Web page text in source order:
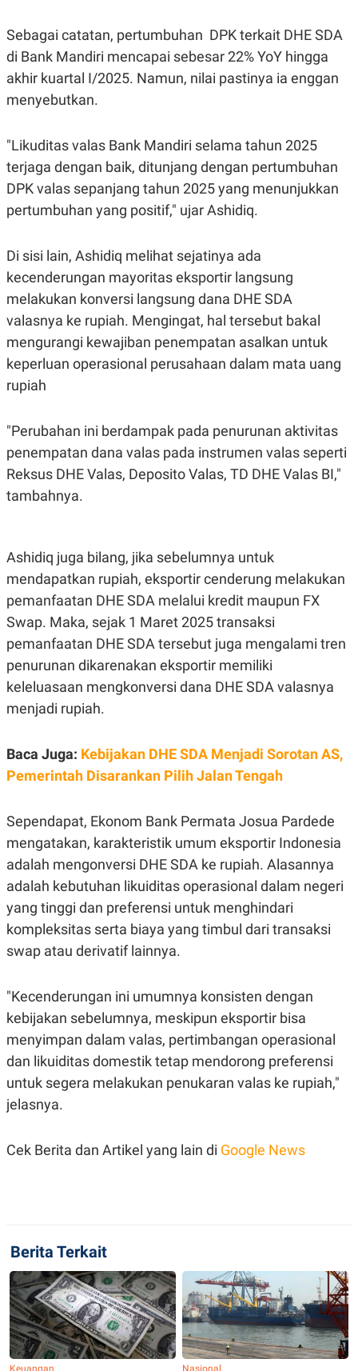
D
L
A
N
G
A
N
C
T
A
K
K
I
N
R
E
M
I
T
E
N
P
A
P
R
D
V
E
T
I
S
I
G
K
E
D
I
.
D
SITEMAPPROFILETERM
OF
USE
PEDOMAN
PEMBERITAAN
SIBER
PRIVACY
POLICY
Sebagai catatan, pertumbuhan DPK terkait DHE SDA
di Bank Mandiri mencapai sebesar 22% YoY hingga
akhir kuartal I/2025. Namun, nilai pastinya ia enggan
menyebutkan.
"Likuditas valas Bank Mandiri selama tahun 2025
terjaga dengan baik, ditunjang dengan pertumbuhan
DPK valas sepanjang tahun 2025 yang menunjukkan
pertumbuhan yang positif," ujar Ashidiq.
Di sisi lain, Ashidiq melihat sejatinya ada
kecenderungan mayoritas eksportir langsung
melakukan konversi langsung dana DHE SDA
valasnya ke rupiah. Mengingat, hal tersebut bakal
mengurangi kewajiban penempatan asalkan untuk
keperluan operasional perusahaan dalam mata uang
rupiah
"Perubahan ini berdampak pada penurunan aktivitas
penempatan dana valas pada instrumen valas seperti
Reksus DHE Valas, Deposito Valas, TD DHE Valas BI,"
tambahnya.
Ashidiq juga bilang, jika sebelumnya untuk
mendapatkan rupiah, eksportir cenderung melakukan
pemanfaatan DHE SDA melalui kredit maupun FX
Swap. Maka, sejak 1 Maret 2025 transaksi
pemanfaatan DHE SDA tersebut juga mengalami tren
penurunan dikarenakan eksportir memiliki
keleluasaan mengkonversi dana DHE SDA valasnya
menjadi rupiah.
Baca Juga: Kebijakan DHE SDA Menjadi Sorotan AS,
Pemerintah Disarankan Pilih Jalan Tengah
Sependapat, Ekonom Bank Permata Josua Pardede
mengatakan, karakteristik umum eksportir Indonesia
adalah mengonversi DHE SDA ke rupiah. Alasannya
adalah kebutuhan likuiditas operasional dalam negeri
yang tinggi dan preferensi untuk menghindari
kompleksitas serta biaya yang timbul dari transaksi
swap atau derivatif lainnya.
"Kecenderungan ini umumnya konsisten dengan
kebijakan sebelumnya, meskipun eksportir bisa
menyimpan dalam valas, pertimbangan operasional
dan likuiditas domestik tetap mendorong preferensi
untuk segera melakukan penukaran valas ke rupiah,"
jelasnya.
Cek Berita dan Artikel yang lain di Google News
Berita Terkait
Keuangan Nasional